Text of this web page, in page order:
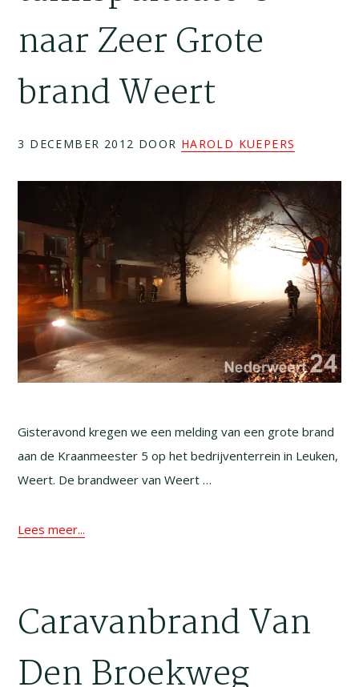
naar Zeer Grote
brand Weert
3 DECEMBER 2012 DOOR HAROLD KUEPERS
Gisteravond kregen we een melding van een grote brand
aan de Kraanmeester 5 op het bedrijventerrein in Leuken,
Weert. De brandweer van Weert …
Lees meer...
Caravanbrand Van
Den Broekweg